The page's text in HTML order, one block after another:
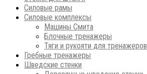
Силовые рамы
Силовые комплексы
Машины Смита
Блочные тренажеры
Тяги и рукояти для тренажеров
Гребные тренажеры
Шведские стенки